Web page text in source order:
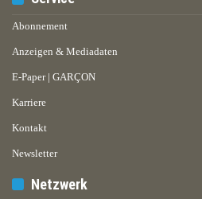
Abonnement
Anzeigen & Mediadaten
E-Paper | GARÇON
Karriere
Kontakt
Newsletter
Netzwerk